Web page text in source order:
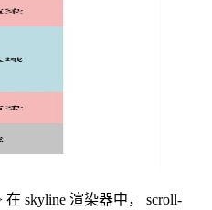
在 skyline 渲染器中， scroll-